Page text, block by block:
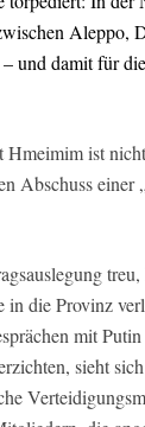
Aleppo,
und damit für
ist
Abschuss
die Provinz
mit
sieht